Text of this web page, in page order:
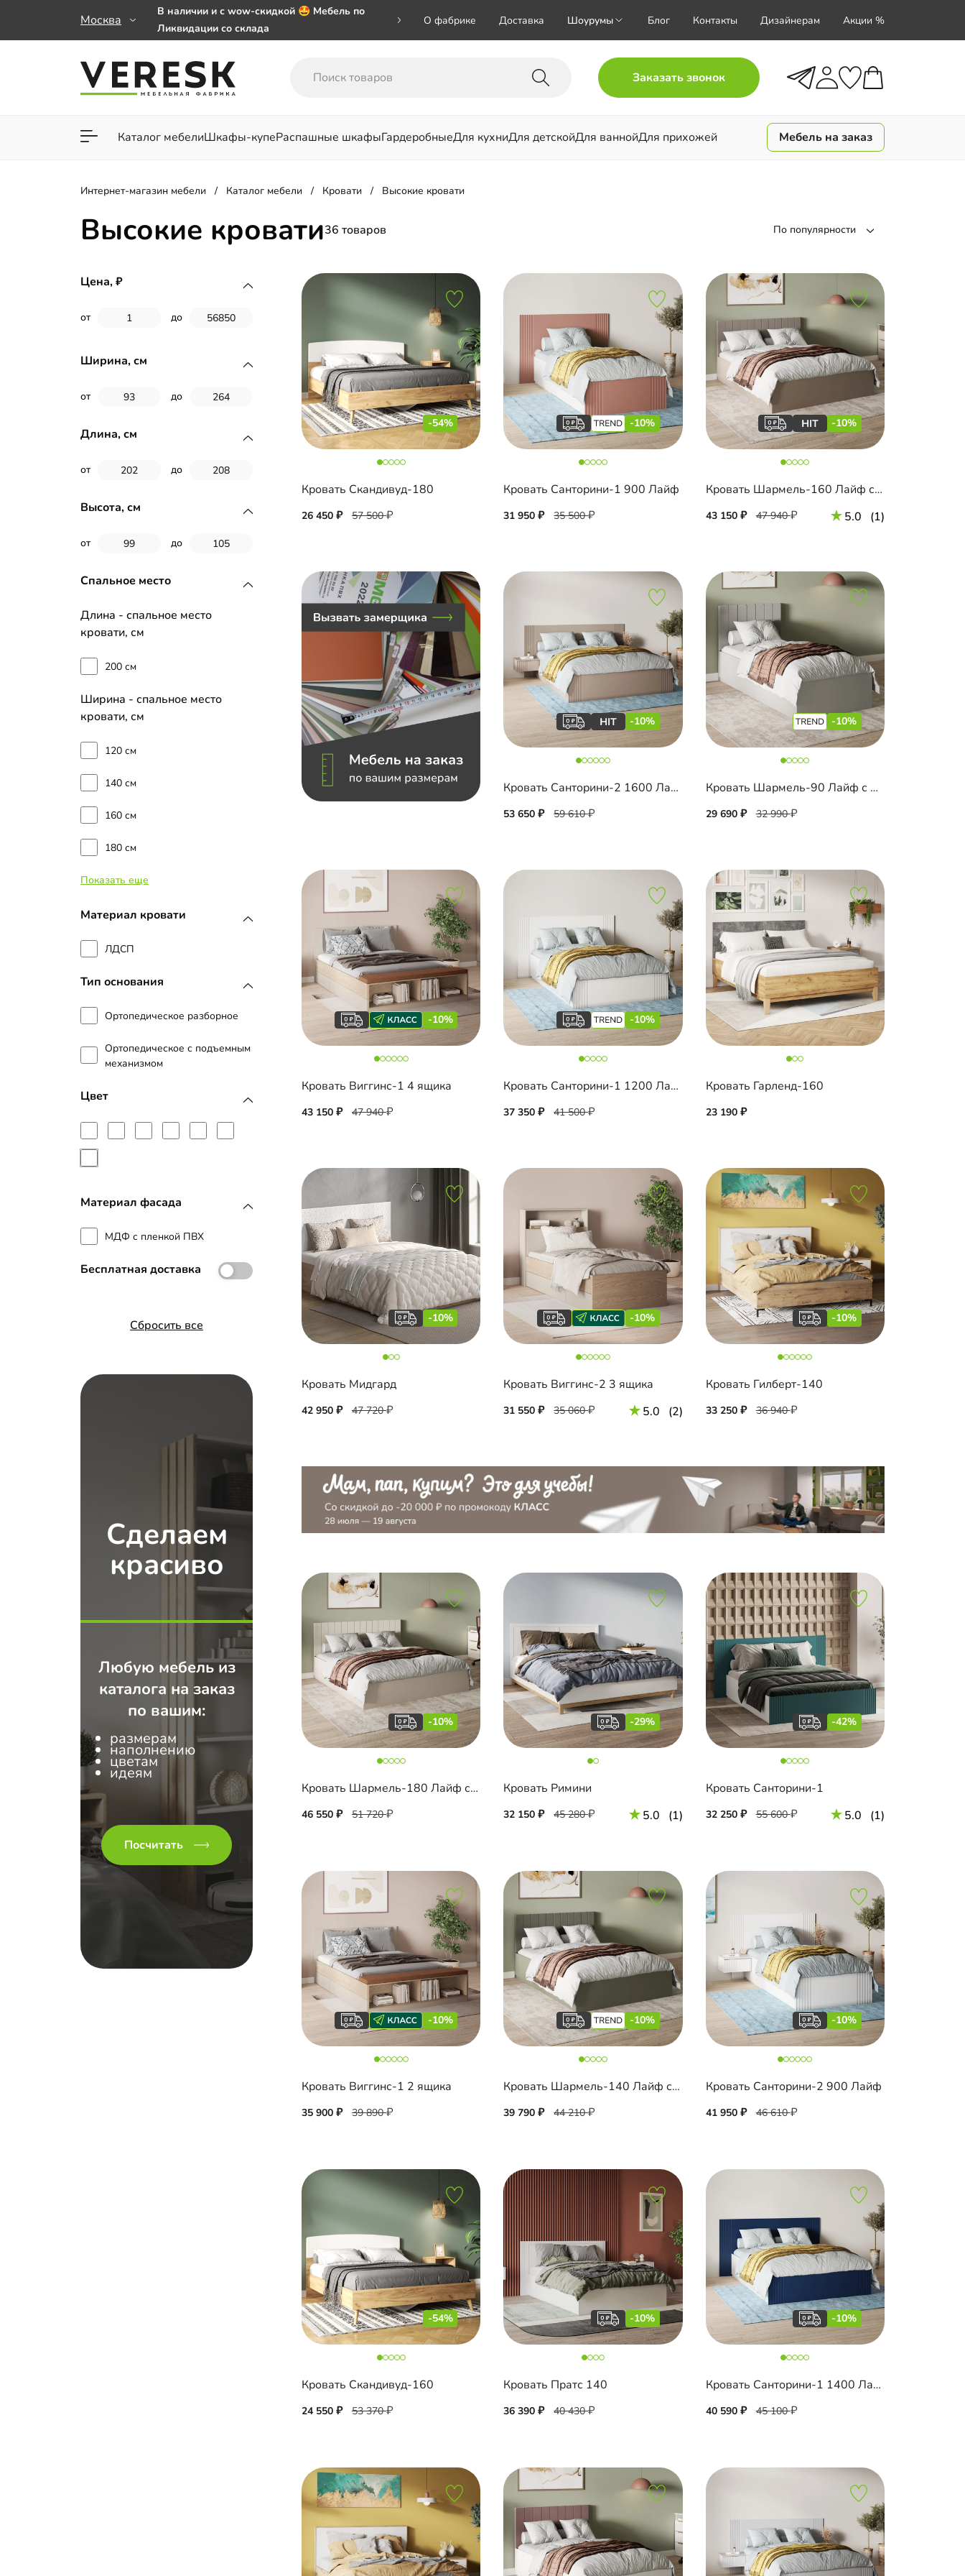
Москва
В наличии и с wow-скидкой 🤩 Мебель по
Ликвидации со склада
заказе от 50 000 ₽
Важно! Наш Whatsapp переехал на номер
О фабрике Доставка Шоурумы Блог Контакты Дизайнерам Акции %
Заказать звонок
Каталог мебелиШкафы-купеРаспашные шкафыГардеробныеДля кухниДля детскойДля ваннойДля прихожей
Для гостиной Для спальни
Мебель на заказ
Интернет-магазин мебели Каталог мебели Кровати Высокие кровати
Высокие кровати36 товаров По популярности
Цена,
от до
Ширина, см
от до
Длина, см
от до
Высота, см
от до
Спальное место
Длина - спальное место
кровати, см
200 см
Ширина - спальное место
кровати, см
120 см
140 см
160 см
180 см
90 см
Показать еще
Материал кровати
ЛДСП
Тип основания
Ортопедическое разборное
Ортопедическое с подъемным
механизмом
Цвет
Материал фасада
МДФ с пленкой ПВХ
Бесплатная доставка
Сбросить все
Сделаем
красиво
Любую мебель из
каталога на заказ
по вашим:
размерам
наполнению
цветам
идеям
Посчитать
-54%
Кровать Скандивуд-180
26 450 57 500
-10%
Кровать Санторини-1 900 Лайф
31 950 35 500
-10%
Кровать Шармель-160 Лайф с мягким изголовьем
43 150 47 940 5.0 (1)
-10%
Кровать Санторини-2 1600 Лайф
53 650 59 610
-10%
Кровать Шармель-90 Лайф с мягким изголовьем
29 690 32 990
-10%
Кровать Виггинс-1 4 ящика
43 150 47 940
-10%
Кровать Санторини-1 1200 Лайф
37 350 41 500
Кровать Гарленд-160
23 190
-10%
Кровать Мидгард
42 950 47 720
-10%
Кровать Виггинс-2 3 ящика
31 550 35 060 5.0 (2)
-10%
Кровать Гилберт-140
33 250 36 940
-10%
Кровать Шармель-180 Лайф с мягким изголовьем
46 550 51 720
-29%
Кровать Римини
32 150 45 280 5.0 (1)
-42%
Кровать Санторини-1
32 250 55 600 5.0 (1)
-10%
Кровать Виггинс-1 2 ящика
35 900 39 890
-10%
Кровать Шармель-140 Лайф с мягким изголовьем
39 790 44 210
-10%
Кровать Санторини-2 900 Лайф
41 950 46 610
-54%
Кровать Скандивуд-160
24 550 53 370
-10%
Кровать Пратс 140
36 390 40 430
-10%
Кровать Санторини-1 1400 Лайф
40 590 45 100